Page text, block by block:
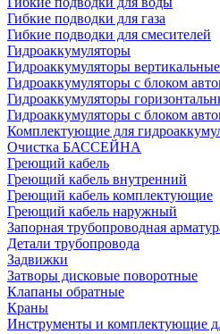
Гибкие подводки для газа
Гибкие подводки для смесителей
Гидроаккумуляторы
Гидроаккумуляторы вертикальные
Гидроаккумуляторы с блоком
Гидроаккумуляторы
Гидроаккумуляторы с блоком
Комплектующие для
Очистка БАССЕЙНА
Греющий кабель
Греющий кабель внутренний
Греющий кабель комплектующие
Греющий кабель наружный
Запорная трубопроводная
Детали трубопровода
Задвижки
Затворы дисковые поворотные
Клапаны обратные
Краны
Инструменты и комплектующие